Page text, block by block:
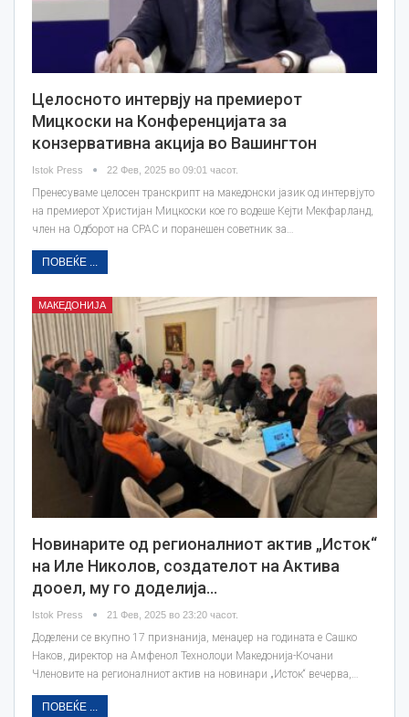
Целосното интервју на премиeрот
Мицкоски на Конференцијата за
конзервативна акција во Вашингтон
Istok Press 22 Фев, 2025 во 09:01 часот.
Пренесуваме целосен транскрипт на македонски јазик од интервјуто
на премиерот Христијан Мицкоски кое го водеше Кејти Мекфарланд,
член на Одборот на CPAC и поранешен советник за…
ПОВЕЌЕ ...
МАКЕДОНИЈА
Новинарите од регионалниот актив „Исток“
на Иле Николов, создателот на Актива
дооел, му го доделија…
Istok Press 21 Фев, 2025 во 23:20 часот.
Доделени се вкупно 17 признанија, менаџер на годината е Сашко
Наков, директор на Амфенол Технолоџи Македонија-Кочани
Членовите на регионалниот актив на новинари „Исток“ вечерва,…
ПОВЕЌЕ ...